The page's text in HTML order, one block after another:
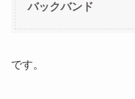
バックバンド
です。